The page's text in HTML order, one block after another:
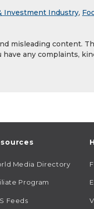
Investment Industry,
misleading content.
any complaints,
Media Directory
Program
Feeds